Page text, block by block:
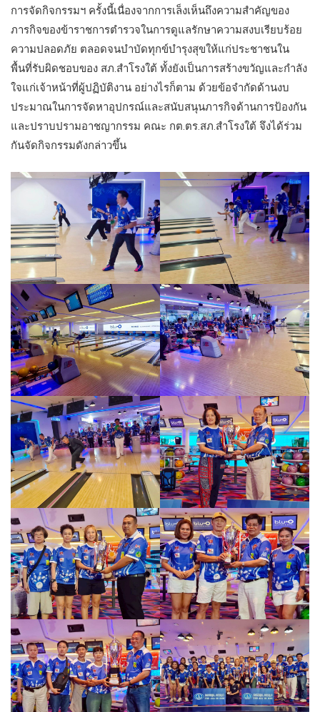
การจัดกิจกรรมฯ ครั้งนี้เนื่องจากการเล็งเห็นถึงความสำคัญของ
ภารกิจของข้าราชการตำรวจในการดูแลรักษาความสงบเรียบร้อย
ความปลอดภัย ตลอดจนบำบัดทุกข์บำรุงสุขให้แก่ประชาชนใน
พื้นที่รับผิดชอบของ สภ.สำโรงใต้ ทั้งยังเป็นการสร้างขวัญและกำลัง
ใจแก่เจ้าหน้าที่ผู้ปฏิบัติงาน อย่างไรก็ตาม ด้วยข้อจำกัดด้านงบ
ประมาณในการจัดหาอุปกรณ์และสนับสนุนภารกิจด้านการป้องกัน
และปราบปรามอาชญากรรม คณะ กต.ตร.สภ.สำโรงใต้ จึงได้ร่วม
กันจัดกิจกรรมดังกล่าวขึ้น